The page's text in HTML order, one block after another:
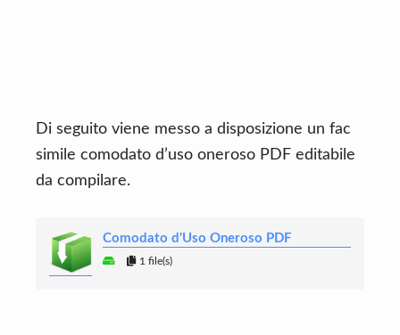
Di seguito viene messo a disposizione un fac
simile comodato d’uso oneroso PDF editabile
da compilare.
Comodato d'Uso Oneroso PDF
1 file(s)